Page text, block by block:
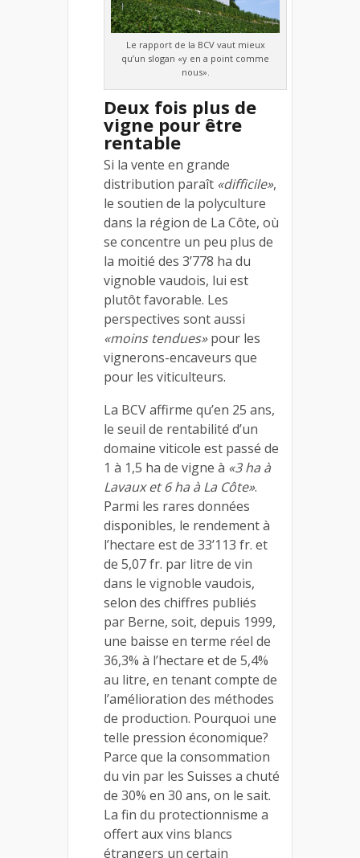
Le rapport de la BCV vaut mieux
qu’un slogan «y en a point comme
nous».
Deux fois plus de
vigne pour être
rentable
Si la vente en grande
distribution paraît «difficile»,
le soutien de la polyculture
dans la région de La Côte, où
se concentre un peu plus de
la moitié des 3’778 ha du
vignoble vaudois, lui est
plutôt favorable. Les
perspectives sont aussi
«moins tendues»pour les
vignerons-encaveurs que
pour les viticulteurs.
La BCV affirme qu’en 25 ans,
le seuil de rentabilité d’un
domaine viticole est passé de
1 à 1,5 ha de vigne à «3 ha à
Lavaux et 6 ha à La Côte».
Parmi les rares données
disponibles, le rendement à
l’hectare est de 33’113 fr. et
de 5,07 fr. par litre de vin
dans le vignoble vaudois,
selon des chiffres publiés
par Berne, soit, depuis 1999,
une baisse en terme réel de
36,3% à l’hectare et de 5,4%
au litre, en tenant compte de
l’amélioration des méthodes
de production. Pourquoi une
telle pression économique?
Parce que la consommation
du vin par les Suisses a chuté
de 30% en 30 ans, on le sait.
La fin du protectionnisme a
offert aux vins blancs
étrangers un certain